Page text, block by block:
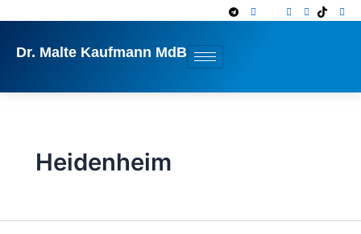
springen
Dr. Malte Kaufmann MdB
Heidenheim